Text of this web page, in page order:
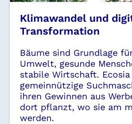
Klimawandel und
Transformation
Bäume sind Grundlage
Umwelt, gesunde
stabile Wirtschaft.
gemeinnützige
ihren Gewinnen aus
dort pflanzt, wo sie am
werden.